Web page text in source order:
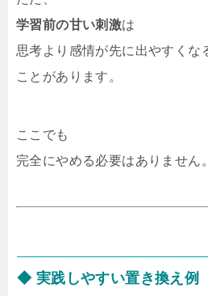
学習前の甘い刺激は
思考より感情が先に出やすくな
ことがあります。
ここでも
完全にやめる必要はありません。
◆ 実践しやすい置き換え例